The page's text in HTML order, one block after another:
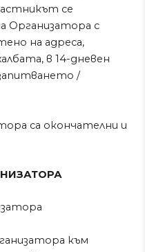
се
Организатора с
на адреса,
в 14-дневен
/
са окончателни и
към